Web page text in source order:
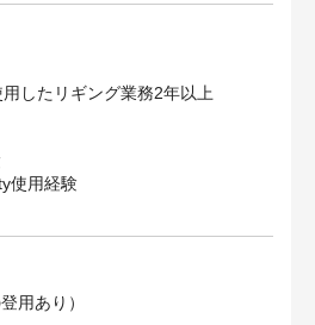
したリギング業務2年以上
使用経験
用あり）